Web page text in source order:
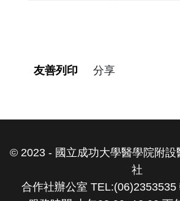
友善列印
分享
© 2023 - 國立成功大學醫學院附設
社
合作社辦公室 TEL:(06)2353535